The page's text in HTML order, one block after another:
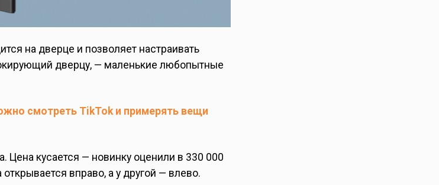
на дверце и позволяет настраивать
дверцу, — маленькие любопытные
смотреть TikTok и примерять вещи
Цена кусается — новинку оценили в 330 000
вправо, а у другой — влево.